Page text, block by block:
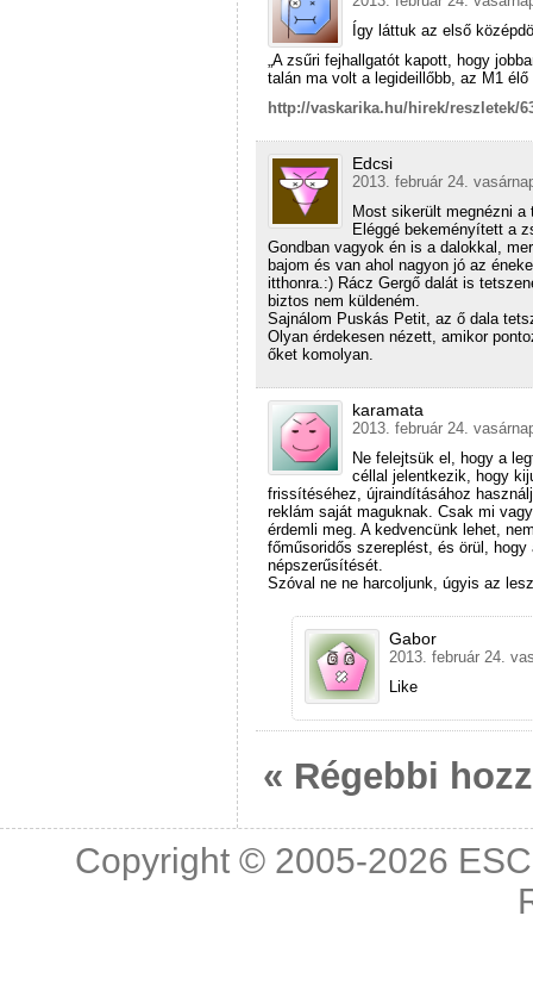
Így láttuk az első
„A zsűri fejhallgatót kapott, hogy
talán ma volt a legideillőbb, az M1
http://vaskarika.hu/hirek/reszletek/
Edcsi
2013. február 24.
Most sikerült megnézni a
Eléggé bekeményített a
Gondban vagyok én is a dalokkal,
bajom és van ahol nagyon jó az
itthonra.:) Rácz Gergő dalát is
biztos nem küldeném.
Sajnálom Puskás Petit, az ő dala
Olyan érdekesen nézett, amikor
őket komolyan.
karamata
2013. február 24.
Ne felejtsük el, hogy a
céllal jelentkezik, hogy
frissítéséhez, újraindításához
reklám saját maguknak. Csak mi
érdemli meg. A kedvencünk lehet,
főműsoridős szereplést, és örül,
népszerűsítését.
Szóval ne ne harcoljunk, úgyis az
Gabor
2013. február 24.
Like
« Régebbi
Copyright © 2005-2026